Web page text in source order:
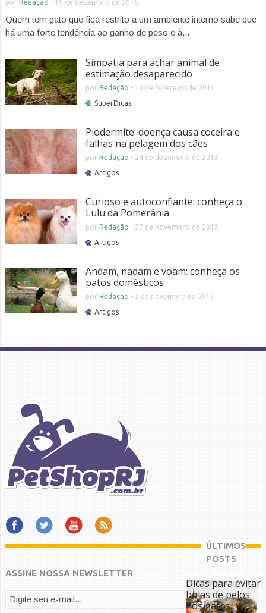
por Redação - 19 de dezembro de 2015
Quem tem gato que fica restrito a um ambiente interno sabe que
há uma forte tendência ao ganho de peso e à...
Simpatia para achar animal de
estimação desaparecido
por Redação - 16 de fevereiro de 2014
SuperDicas
Piodermite: doença causa coceira e
falhas na pelagem dos cães
por Redação - 24 de dezembro de 2013
Artigos
Curioso e autoconfiante: conheça o
Lulu da Pomerânia
por Redação - 27 de novembro de 2013
Artigos
Andam, nadam e voam: conheça os
patos domésticos
por Redação - 5 de novembro de 2013
Artigos
ASSINE NOSSA NEWSLETTER
ÚLTIMOS
POSTS
Dicas para evitar
bolas de pelos
nos gatos